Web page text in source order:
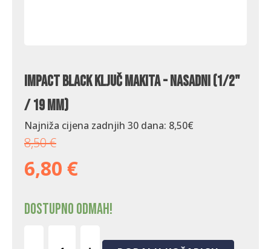
Impact Black ključ Makita - nasadni (1/2"
/ 19 mm)
Najniža cijena zadnjih 30 dana: 8,50€
8,50€
6,80 €
Dostupno odmah!